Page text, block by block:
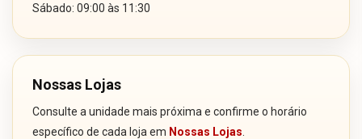
Sábado: 09:00 às 11:30
Nossas Lojas
Consulte a unidade mais próxima e confirme o horário
específico de cada loja em Nossas Lojas